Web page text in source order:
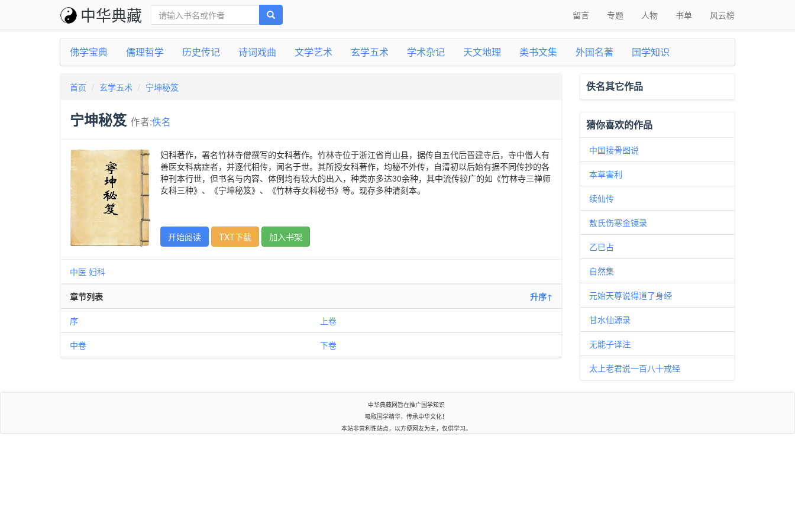
中华典藏 留言 专题 人物 书单 风云榜
佛学宝典 儒理哲学 历史传记 诗词戏曲 文学艺术 玄学五术 学术杂记 天文地理 类书文集 外国名著 国学知识
首页 玄学五术 宁坤秘笈
宁坤秘笈 作者:佚名
妇科著作，署名竹林寺僧撰写的女科著作。竹林寺位于浙江省肖山县，据传自五代后晋建寺后，寺中僧人有
善医女科病症者，并逐代相传，闻名于世。其所授女科著作，均秘不外传，自清初以后始有据不同传抄的各
种刊本行世，但书名与内容、体例均有较大的出入，种类亦多达30余种，其中流传较广的如《竹林寺三禅师
女科三种》、《宁坤秘笈》、《竹林寺女科秘书》等。现存多种清刻本。
开始阅读 TXT下载 加入书架
中医 妇科
章节列表 升序↑
序 上卷
中卷 下卷
佚名其它作品
猜你喜欢的作品
中国接骨图说
本草害利
续仙传
敖氏伤寒金镜录
乙巳占
自然集
元始天尊说得道了身经
甘水仙源录
无能子译注
太上老君说一百八十戒经
中华典藏网旨在推广国学知识
吸取国学精华，传承中华文化！
本站非营利性站点，以方便网友为主，仅供学习。